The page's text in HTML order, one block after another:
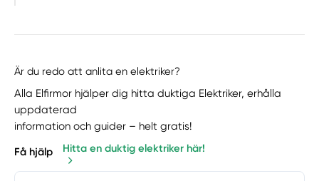
Är du redo att anlita en elektriker?
Alla Elfirmor hjälper dig hitta duktiga Elektriker, erhålla
uppdaterad
information och guider – helt gratis!
Få hjälp Hitta en duktig elektriker här!